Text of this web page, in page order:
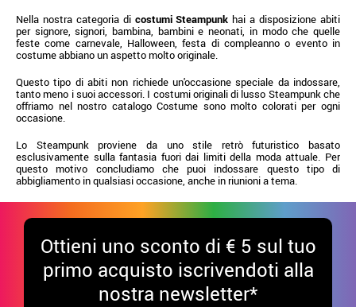
Nella nostra categoria di costumi Steampunk hai a disposizione abiti
per signore, signori, bambina, bambini e neonati, in modo che quelle
feste come carnevale, Halloween, festa di compleanno o evento in
costume abbiano un aspetto molto originale.
Questo tipo di abiti non richiede un'occasione speciale da indossare,
tanto meno i suoi accessori. I costumi originali di lusso Steampunk che
offriamo nel nostro catalogo Costume sono molto colorati per ogni
occasione.
Lo Steampunk proviene da uno stile retrò futuristico basato
esclusivamente sulla fantasia fuori dai limiti della moda attuale. Per
questo motivo concludiamo che puoi indossare questo tipo di
abbigliamento in qualsiasi occasione, anche in riunioni a tema.
Ottieni uno sconto di € 5 sul tuo
primo acquisto iscrivendoti alla
nostra newsletter*